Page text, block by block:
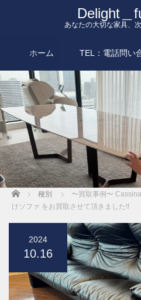
Delight＿
あなたの大切な家具、
ホーム TEL：電話問い
Home 種別
〜買取事例〜
けソファ をお買取させて頂きました!!
2024
10.16